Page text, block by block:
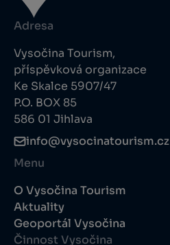
Adresa
Vysočina Tourism,
příspěvková organizace
Ke Skalce 5907/47
P.O. BOX 85
586 01 Jihlava
info@vysocinatourism.cz
Menu
O Vysočina Tourism
Aktuality
Geoportál Vysočina
Činnost Vysočina